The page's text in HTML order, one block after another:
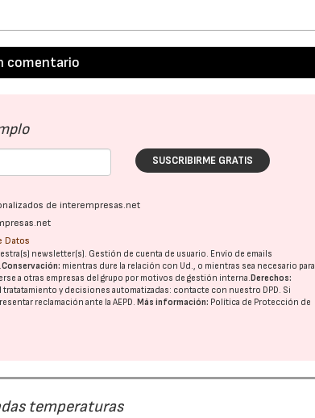
comentario
SUSCRIBIRME GRATIS
de interempresas.net
Datos
newsletter(s). Gestión de cuenta de usuario. Envío de emails
Conservación: mientras dure la relación con Ud., o mientras sea necesario para
a otras empresas del grupo por motivos de gestión interna. Derechos:
y decisiones automatizadas: contacte con nuestro DPD. Si
reclamación ante laAEPD. Más información: Política de Protección de
temperaturas